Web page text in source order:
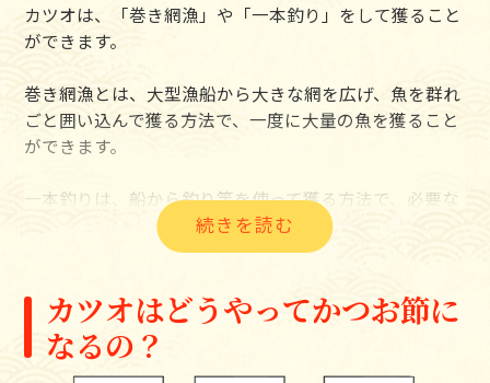
かつお節の原料にするものは、脂肪分が少ない「上りが
つお」が適しています。
SNSにシェア リンクをコピー
カツオは、「巻き網漁」や「一本釣り」をして獲ること
ができます。
巻き網漁とは、大型漁船から大きな網を広げ、魚を群れ
ごと囲い込んで獲る方法で、一度に大量の魚を獲ること
ができます。
一本釣りは、船から釣り竿を使って獲る方法で、必要な
魚を必要な分だけ獲る漁法です。1本ずつ獲るため魚同
士がぶつかったり擦れたりしないため、傷つけずに獲る
魚の獲り過ぎは水産資源の減少の一因にもなるので、必
要な魚を必要な量だけ獲る一本釣りは、生態系の維持に
カツオはどうやってかつお節に
なるの？